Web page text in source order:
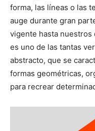
forma, las líneas o las
auge durante gran
vigente hasta nuestros
es uno de las tantas
abstracto, que se
formas geométricas,
para recrear